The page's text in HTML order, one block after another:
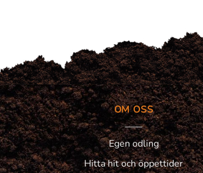
OM OSS
Egen odling
Hitta hit och öppettider